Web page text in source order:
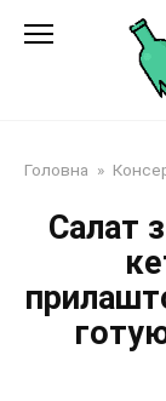
Головна »
Салат